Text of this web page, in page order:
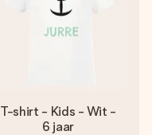
T-shirt - Kids - Wit -
6 jaar